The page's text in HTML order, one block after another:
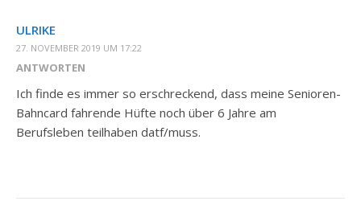
ULRIKE
27. NOVEMBER 2019 UM 17:22
ANTWORTEN
Ich finde es immer so erschreckend, dass meine Senioren-
Bahncard fahrende Hüfte noch über 6 Jahre am
Berufsleben teilhaben datf/muss.